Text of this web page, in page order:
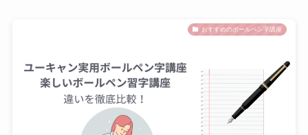
おすすめのボールペン字講座